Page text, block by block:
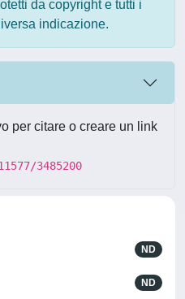
da copyright e tutti i
indicazione.
per citare o creare un link
3485200
ND
ND